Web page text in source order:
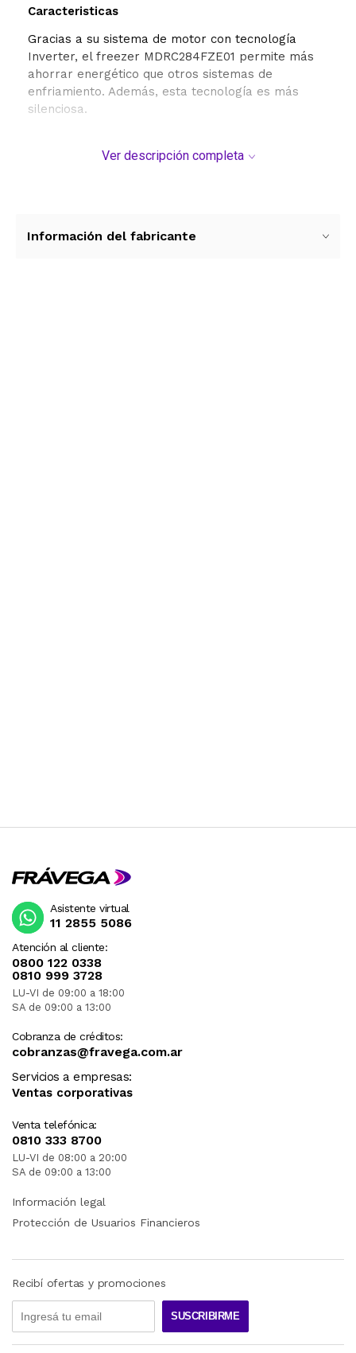
Caracteristicas
Gracias a su sistema de motor con tecnología
Inverter, el freezer MDRC284FZE01 permite más
ahorrar energético que otros sistemas de
enfriamiento. Además, esta tecnología es más
silenciosa.
Ver descripción completa
Información del fabricante
Atención al cliente:
0800 122 0338
0810 999 3728
LU-VI de 09:00 a 18:00
SA de 09:00 a 13:00
Cobranza de créditos:
cobranzas@fravega.com.ar
Servicios a empresas:
Ventas corporativas
Venta telefónica:
0810 333 8700
LU-VI de 08:00 a 20:00
SA de 09:00 a 13:00
Asistente virtual
11 2855 5086
Información legal
Protección de Usuarios Financieros
Recibí ofertas y promociones
SUSCRIBIRME